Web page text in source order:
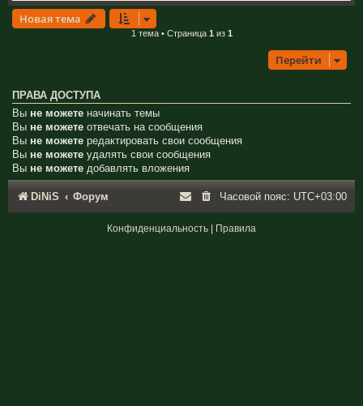
Новая тема
1 тема • Страница 1 из 1
Перейти
ПРАВА ДОСТУПА
Вы не можете начинать темы
Вы не можете отвечать на сообщения
Вы не можете редактировать свои сообщения
Вы не можете удалять свои сообщения
Вы не можете добавлять вложения
DiNiS Форум Часовой пояс: UTC+03:00
Конфиденциальность Правила